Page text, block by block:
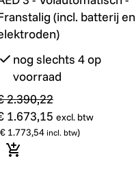
(incl. batterij en
nog slechts 4 op
voorraad
2.390,22
1.673,15 excl. btw
€ 1.773,54 incl. btw)
In winkelmandje